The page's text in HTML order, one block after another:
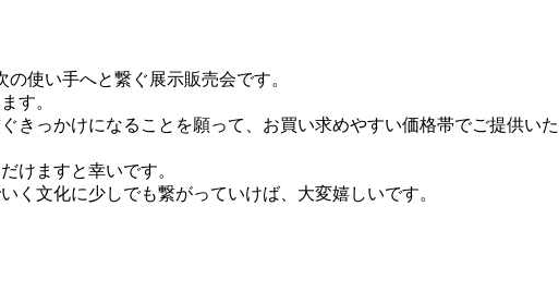
使い手へと繋ぐ展示販売会です。
す。
きっかけになることを願って、お買い求めやすい価格帯でご提供いた
けますと幸いです。
文化に少しでも繋がっていけば、大変嬉しいです。